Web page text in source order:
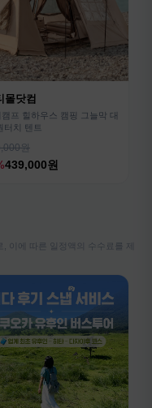
몰닷컴
캠프 힐하우스 캠핑 그늘막 대
터치 텐트
원
439,000원
이에 따른 일정액의 수수료를 제